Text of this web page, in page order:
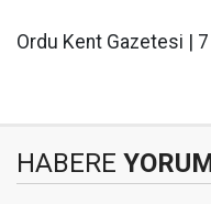
Ordu Kent Gazetesi |
HABERE